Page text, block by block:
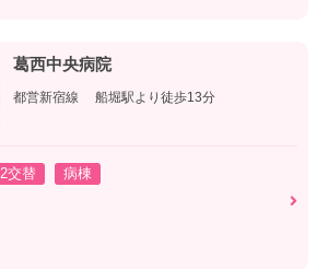
葛西中央病院
都営新宿線 船堀駅より徒歩13分
2交替
病棟